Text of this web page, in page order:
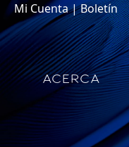
Mi Cuenta|Boletín
ACERCA